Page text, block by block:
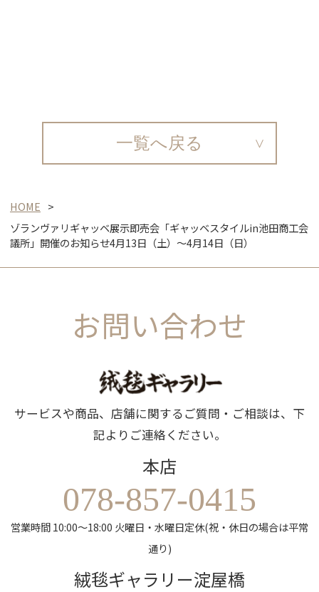
一覧へ戻る
HOME
ゾランヴァリギャッベ展示即売会「ギャッベスタイルin池田商工会
議所」開催のお知らせ4月13日（土）～4月14日（日）
お問い合わせ
サービスや商品、店舗に関するご質問・ご相談は、下
記よりご連絡ください。
本店
078-857-0415
営業時間 10:00～18:00 火曜日・水曜日定休(祝・休日の場合は平常
通り)
絨毯ギャラリー淀屋橋